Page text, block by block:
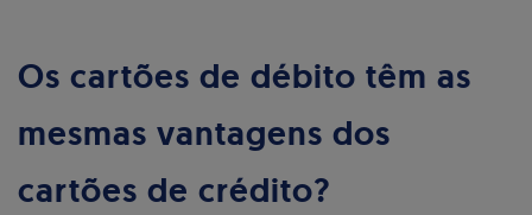
Os cartões de débito têm as
mesmas vantagens dos
cartões de crédito?